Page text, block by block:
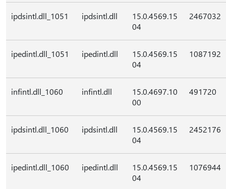
ipdsintl.dll_1051 ipdsintl.dll
15.0.4569.15
04
2467032
ipedintl.dll_1051 ipedintl.dll
15.0.4569.15
04
1087192
infintl.dll_1060 infintl.dll
15.0.4697.10
00
491720
ipdsintl.dll_1060 ipdsintl.dll
15.0.4569.15
04
2452176
ipedintl.dll_1060 ipedintl.dll
15.0.4569.15
04
1076944